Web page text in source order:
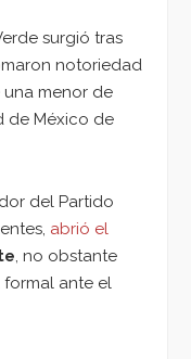
surgió tras
notoriedad
menor de
de México de
del Partido
abrió el
, no obstante
ante el